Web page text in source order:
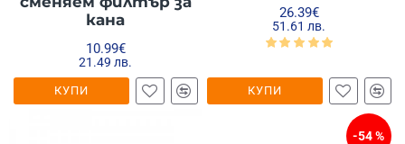
кана
10.99€
21.49 лв.
КУПИ
26.39€
51.61 лв.
КУПИ
-54 %